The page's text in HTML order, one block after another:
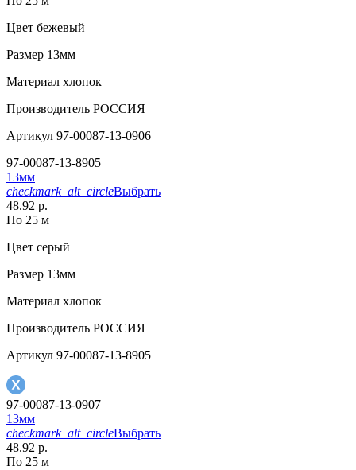
Цвет бежевый
Размер 13мм
Материал хлопок
Производитель РОССИЯ
Артикул 97-00087-13-0906
97-00087-13-8905
13мм
checkmark_alt_circleВыбрать
48.92 р.
По 25 м
Цвет серый
Размер 13мм
Материал хлопок
Производитель РОССИЯ
Артикул 97-00087-13-8905
97-00087-13-0907
13мм
checkmark_alt_circleВыбрать
48.92 р.
По 25 м